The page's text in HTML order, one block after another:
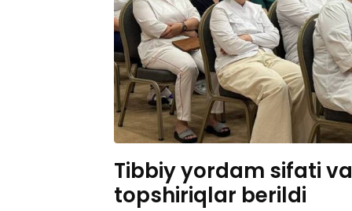
Tibbiy yordam sifati
topshiriqlar berildi